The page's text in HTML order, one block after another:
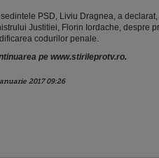
PSD, Liviu Dragnea, a
Justitiei, Florin Iordache, despre
codurilor penale.
pe www.stirileprotv.ro.
2017 09:26